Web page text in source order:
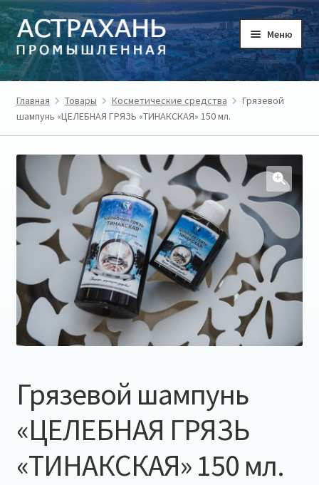
Перейти
к
навигации
Перейти
к
содержимому
Меню
ГЛАВНАЯ
ТОВАРЫ
ТОВАРОПРОИЗВОДИТЕЛИ
РЕГИОН
О ПРОЕКТЕ
ЛИЧНЫЙ КАБИНЕТ
Главная Товары Косметические средства
Грязевой
шампунь «ЦЕЛЕБНАЯ ГРЯЗЬ «ТИНАКСКАЯ» 150 мл.
Грязевой шампунь
«ЦЕЛЕБНАЯ ГРЯЗЬ
«ТИНАКСКАЯ» 150 мл.